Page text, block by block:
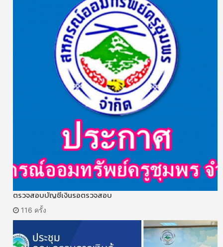
ตรวจสอบบัญชีเงินรอตรวจสอบ
116 ครั้ง